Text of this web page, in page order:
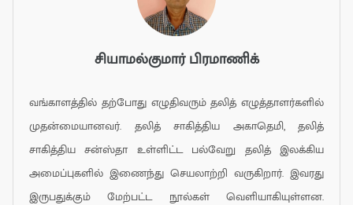
சியாமல்குமார் பிரமாணிக்
வங்காளத்தில் தற்போது எழுதிவரும் தலித் எழுத்தாளர்களில்
முதன்மையானவர். தலித் சாகித்திய அகாதெமி, தலித்
சாகித்திய சன்ஸ்தா உள்ளிட்ட பல்வேறு தலித் இலக்கிய
அமைப்புகளில் இணைந்து செயலாற்றி வருகிறார். இவரது
இருபதுக்கும் மேற்பட்ட நூல்கள் வெளியாகியுள்ளன.